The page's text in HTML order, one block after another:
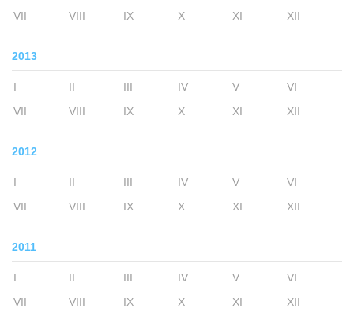
VII
VIII IX X XI XII
2013
I II III IV V
VI
VII
VIII IX X XI XII
2012
I II III IV V
VI
VII
VIII IX X XI XII
2011
I II III IV V
VI
VII
VIII IX X XI XII